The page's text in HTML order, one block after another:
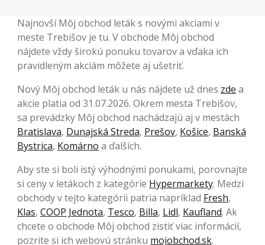
Najnovší Môj obchod leták s novými akciami v
meste Trebišov je tu. V obchode Môj obchod
nájdete vždy širokú ponuku tovarov a vďaka ich
pravidleným akciám môžete aj ušetriť.
Nový Môj obchod leták u nás nájdete už dnes zde a
akcie platia od 31.07.2026. Okrem mesta Trebišov,
sa prevádzky Môj obchod nachádzajú aj v mestách
Bratislava, Dunajská Streda, Prešov, Košice, Banská
Bystrica, Komárno a ďalších.
Aby ste si boli istý výhodnými ponukami, porovnajte
si ceny v letákoch z kategórie Hypermarkety. Medzi
obchody v tejto kategórii patria napríklad Fresh,
Klas, COOP Jednota, Tesco, Billa, Lidl, Kaufland. Ak
chcete o obchode Môj obchod zistiť viac informácií,
pozrite si ich webovú stránku mojobchod.sk.